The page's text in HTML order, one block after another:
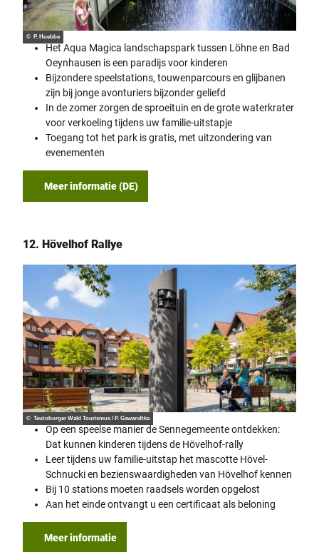
© P. Huebbe
Het Aqua Magica landschapspark tussen Löhne en Bad
Oeynhausen is een paradijs voor kinderen
Bijzondere speelstations, touwenparcours en glijbanen
zijn bij jonge avonturiers bijzonder geliefd
In de zomer zorgen de sproeituin en de grote waterkrater
voor verkoeling tijdens uw familie-uitstapje
Toegang tot het park is gratis, met uitzondering van
evenementen
Meer informatie (DE)
12. Hövelhof Rallye
© Teutoburger Wald Tourismus / P. Gawandtka
Op een speelse manier de Sennegemeente ontdekken:
Dat kunnen kinderen tijdens de Hövelhof-rally
Leer tijdens uw familie-uitstap het mascotte Hövel-
Schnucki en bezienswaardigheden van Hövelhof kennen
Bij 10 stations moeten raadsels worden opgelost
Aan het einde ontvangt u een certificaat als beloning
Meer informatie